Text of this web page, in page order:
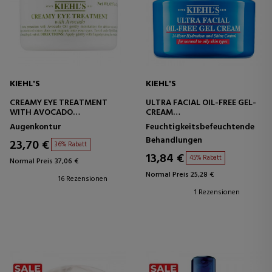
KIEHL'S
CREAMY EYE TREATMENT
WITH AVOCADO
AUGENKONTURENCREME -
FEUCHTIGKEITSSPENDEND
Augenkontur
23,70 € 36% Rabatt
Normal Preis 37,06 €
16 Rezensionen
KIEHL'S
ULTRA FACIAL OIL-FREE GEL-
CREAM
FEUCHTIGKEITSSPENDENDE
GESICHTSCREME -
AUFHELLEND
Feuchtigkeitsbefeuchtende
Behandlungen
13,84 € 45% Rabatt
Normal Preis 25,28 €
1 Rezensionen